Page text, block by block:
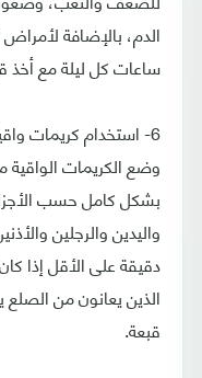
ساعات كل ليلة مع أخذ
6- استخدام كريمات واقية من أشعة الشمس
وضع الكريمات
بشكل كامل حسب
واليدين والرجلين
دقيقة على الأقل إذا
الذين يعانون من
قبعة.